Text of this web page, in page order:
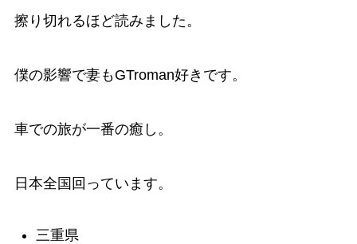
擦り切れるほど読みました。
僕の影響で妻もGTroman好きです。
車での旅が一番の癒し。
日本全国回っています。
三重県